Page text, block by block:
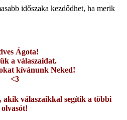
időszaka kezdődhet, ha merik
Ágota!
a válaszaidat.
kívánunk Neked!
<3
akik válaszaikkal segítik a többi
olvasót!